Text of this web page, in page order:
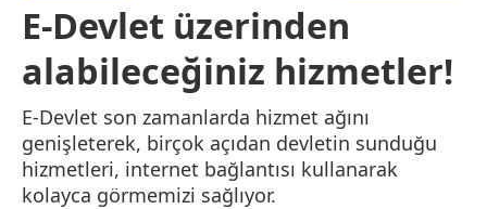
E-Devlet üzerinden
alabileceğiniz hizmetler!
E-Devlet son zamanlarda hizmet ağını
genişleterek, birçok açıdan devletin sunduğu
hizmetleri, internet bağlantısı kullanarak
kolayca görmemizi sağlıyor.